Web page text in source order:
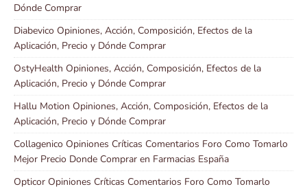
Dónde Comprar
Diabevico Opiniones, Acción, Composición, Efectos de la
Aplicación, Precio y Dónde Comprar
OstyHealth Opiniones, Acción, Composición, Efectos de la
Aplicación, Precio y Dónde Comprar
Hallu Motion Opiniones, Acción, Composición, Efectos de la
Aplicación, Precio y Dónde Comprar
Collagenico Opiniones Críticas Comentarios Foro Como Tomarlo
Mejor Precio Donde Comprar en Farmacias España
Opticor Opiniones Críticas Comentarios Foro Como Tomarlo